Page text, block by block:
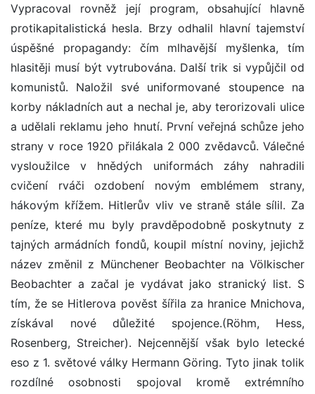
Vypracoval rovněž její program, obsahující hlavně
protikapitalistická hesla. Brzy odhalil hlavní tajemství
úspěšné propagandy: čím mlhavější myšlenka, tím
hlasitěji musí být vytrubována. Další trik si vypůjčil od
komunistů. Naložil své uniformované stoupence na
korby nákladních aut a nechal je, aby terorizovali ulice
a udělali reklamu jeho hnutí. První veřejná schůze jeho
strany v roce 1920 přilákala 2 000 zvědavců. Válečné
vysloužilce v hnědých uniformách záhy nahradili
cvičení rváči ozdobení novým emblémem strany,
hákovým křížem. Hitlerův vliv ve straně stále sílil. Za
peníze, které mu byly pravděpodobně poskytnuty z
tajných armádních fondů, koupil místní noviny, jejichž
název změnil z Münchener Beobachter na Völkischer
Beobachter a začal je vydávat jako stranický list. S
tím, že se Hitlerova pověst šířila za hranice Mnichova,
získával nové důležité spojence.(Röhm, Hess,
Rosenberg, Streicher). Nejcennější však bylo letecké
eso z 1. světové války Hermann Göring. Tyto jinak tolik
rozdílné osobnosti spojoval kromě extrémního